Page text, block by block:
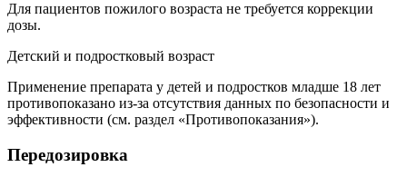
Для пациентов пожилого возраста не требуется коррекции
дозы.
Детский и подростковый возраст
Применение препарата у детей и подростков младше 18 лет
противопоказано из-за отсутствия данных по безопасности и
эффективности (см. раздел «Противопоказания»).
Передозировка